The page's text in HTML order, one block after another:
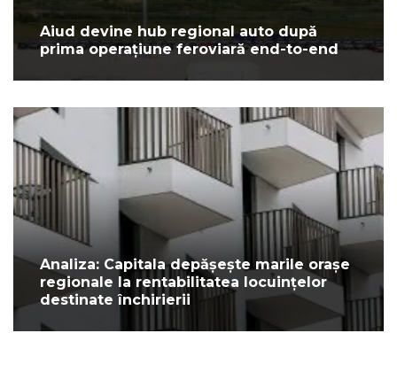
Aiud devine hub regional auto după
prima operațiune feroviară end-to-end
Analiza: Capitala depășește marile orașe
regionale la rentabilitatea locuințelor
destinate închirierii